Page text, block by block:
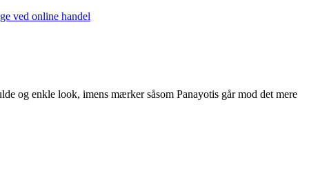
ved online handel
og enkle look, imens mærker såsom Panayotis går mod det mere